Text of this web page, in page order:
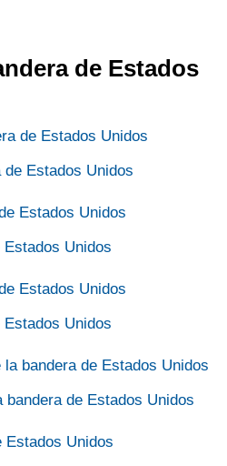
de Estados
de Estados Unidos
Unidos
Unidos
de Estados Unidos